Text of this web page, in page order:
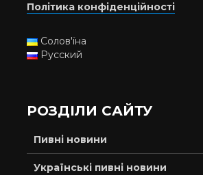
Політика конфіденційності
Солов'їна
Русский
РОЗДІЛИ САЙТУ
Пивні новини
Українські пивні новини